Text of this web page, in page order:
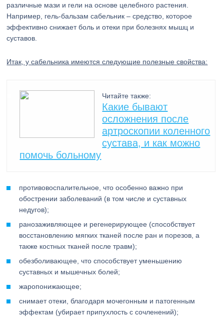
различные мази и гели на основе целебного растения.
Например, гель-бальзам сабельник – средство, которое
эффективно снижает боль и отеки при болезнях мышц и
суставов.
Итак, у сабельника имеются следующие полезные свойства:
Читайте также:
Какие бывают
осложнения после
артроскопии коленного
сустава, и как можно
помочь больному
противовоспалительное, что особенно важно при
обострении заболеваний (в том числе и суставных
недугов);
ранозаживляющее и регенерирующее (способствует
восстановлению мягких тканей после ран и порезов, а
также костных тканей после травм);
обезболивающее, что способствует уменьшению
суставных и мышечных болей;
жаропонижающее;
снимает отеки, благодаря мочегонным и патогенным
эффектам (убирает припухлость с сочленений);